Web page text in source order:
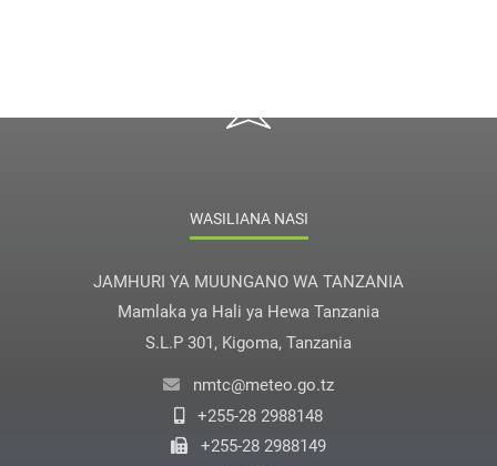
WASILIANA NASI
JAMHURI YA MUUNGANO WA TANZANIA
Mamlaka ya Hali ya Hewa Tanzania
S.L.P 301, Kigoma, Tanzania
nmtc@meteo.go.tz
+255-28 2988148
+255-28 2988149